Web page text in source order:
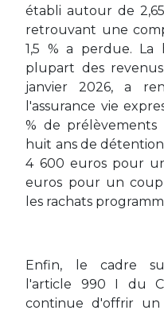
établi autour de
retrouvant une
1,5 % a perdue. La
plupart des
janvier 2026, a
l'assurance vie
% de prélèvements
huit ans de
4 600 euros pour
euros pour un
les rachats
Enfin, le cadre
l'article 990 I du
continue d'offrir